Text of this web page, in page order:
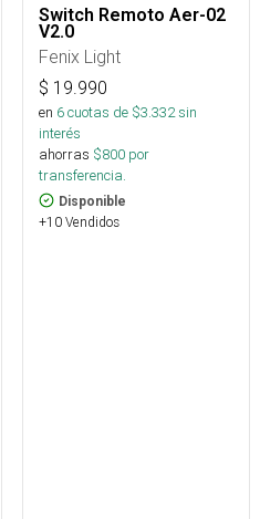
Switch Remoto Aer-02
V2.0
Fenix Light
$ 19.990
en 6cuotas de $3.332sin
interés
ahorras $800 por
transferencia.
Disponible
+10 Vendidos